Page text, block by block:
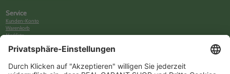
Service
Kunden-Konto
Warenkorb
Merkliste
Newsletter
FAQs
Über uns